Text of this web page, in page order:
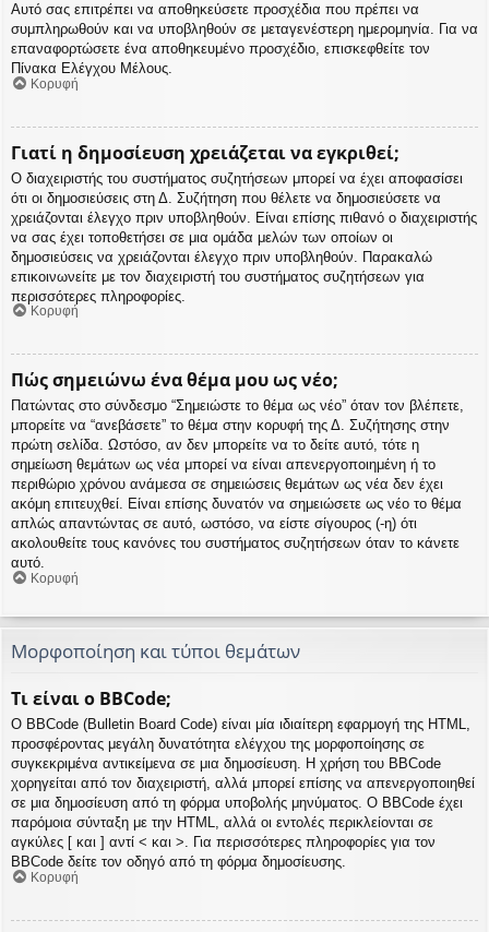
Αυτό σας επιτρέπει να αποθηκεύσετε προσχέδια που πρέπει να
συμπληρωθούν και να υποβληθούν σε μεταγενέστερη ημερομηνία. Για να
επαναφορτώσετε ένα αποθηκευμένο προσχέδιο, επισκεφθείτε τον
Πίνακα Ελέγχου Μέλους.
Κορυφή
Γιατί η δημοσίευση χρειάζεται να εγκριθεί;
Ο διαχειριστής του συστήματος συζητήσεων μπορεί να έχει αποφασίσει
ότι οι δημοσιεύσεις στη Δ. Συζήτηση που θέλετε να δημοσιεύσετε να
χρειάζονται έλεγχο πριν υποβληθούν. Είναι επίσης πιθανό ο διαχειριστής
να σας έχει τοποθετήσει σε μια ομάδα μελών των οποίων οι
δημοσιεύσεις να χρειάζονται έλεγχο πριν υποβληθούν. Παρακαλώ
επικοινωνείτε με τον διαχειριστή του συστήματος συζητήσεων για
περισσότερες πληροφορίες.
Κορυφή
Πώς σημειώνω ένα θέμα μου ως νέο;
Πατώντας στο σύνδεσμο “Σημειώστε το θέμα ως νέο” όταν τον βλέπετε,
μπορείτε να “ανεβάσετε” το θέμα στην κορυφή της Δ. Συζήτησης στην
πρώτη σελίδα. Ωστόσο, αν δεν μπορείτε να το δείτε αυτό, τότε η
σημείωση θεμάτων ως νέα μπορεί να είναι απενεργοποιημένη ή το
περιθώριο χρόνου ανάμεσα σε σημειώσεις θεμάτων ως νέα δεν έχει
ακόμη επιτευχθεί. Είναι επίσης δυνατόν να σημειώσετε ως νέο το θέμα
απλώς απαντώντας σε αυτό, ωστόσο, να είστε σίγουρος (-η) ότι
ακολουθείτε τους κανόνες του συστήματος συζητήσεων όταν το κάνετε
αυτό.
Κορυφή
Μορφοποίηση και τύποι θεμάτων
Τι είναι ο BBCode;
Ο BBCode (Bulletin Board Code) είναι μία ιδιαίτερη εφαρμογή της HTML,
προσφέροντας μεγάλη δυνατότητα ελέγχου της μορφοποίησης σε
συγκεκριμένα αντικείμενα σε μια δημοσίευση. Η χρήση του BBCode
χορηγείται από τον διαχειριστή, αλλά μπορεί επίσης να απενεργοποιηθεί
σε μια δημοσίευση από τη φόρμα υποβολής μηνύματος. Ο BBCode έχει
παρόμοια σύνταξη με την HTML, αλλά οι εντολές περικλείονται σε
αγκύλες [ και ] αντί < και >. Για περισσότερες πληροφορίες για τον
BBCode δείτε τον οδηγό από τη φόρμα δημοσίευσης.
Κορυφή